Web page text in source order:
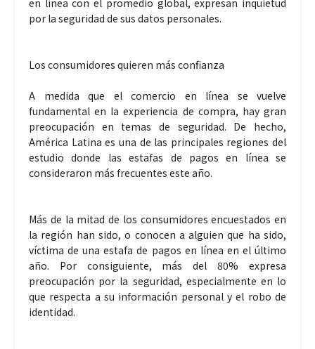
por la seguridad de sus datos personales.
Los consumidores quieren más confianza
A medida que el comercio en línea se vuelve
fundamental en la experiencia de compra, hay gran
preocupación en temas de seguridad. De hecho,
América Latina es una de las principales regiones del
estudio donde las estafas de pagos en línea se
consideraron más frecuentes este año.
Más de la mitad de los consumidores encuestados en
la región han sido, o conocen a alguien que ha sido,
víctima de una estafa de pagos en línea en el último
año. Por consiguiente, más del 80% expresa
preocupación por la seguridad, especialmente en lo
que respecta a su información personal y el robo de
identidad.